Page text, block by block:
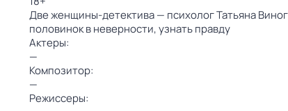
Две женщины-детектива — психолог Татьяна
половинок в неверности, узнать правду
Актеры:
—
Композитор:
—
Режиссеры: